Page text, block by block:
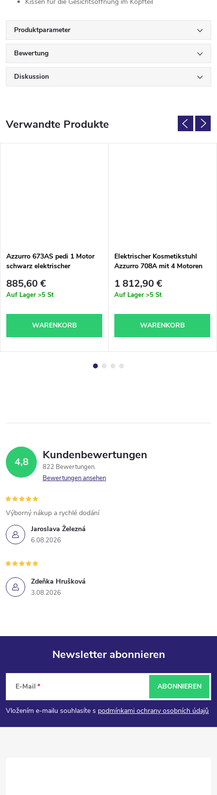
Produktparameter
Bewertung
Diskussion
Verwandte Produkte
Azzurro 673AS pedi 1 Motor
schwarz elektrischer
885,60 €
Auf Lager >5 St
WARENKORB
Elektrischer Kosmetikstuhl
Azzurro 708A mit 4 Motoren
1 812,90 €
Auf Lager >5 St
WARENKORB
4,8 Kundenbewertungen
822 Bewertungen
Bewertungen ansehen
Jaroslava Železná
6.08.2026
Výborný nákup a rychlé dodání
Zdeňka Hrušková
3.08.2026
F
u
ß
Newsletter abonnieren
E-Mail
Vložením e-mailu souhlasíte s podmínkami ochrany osobních údajů
ABONNIEREN